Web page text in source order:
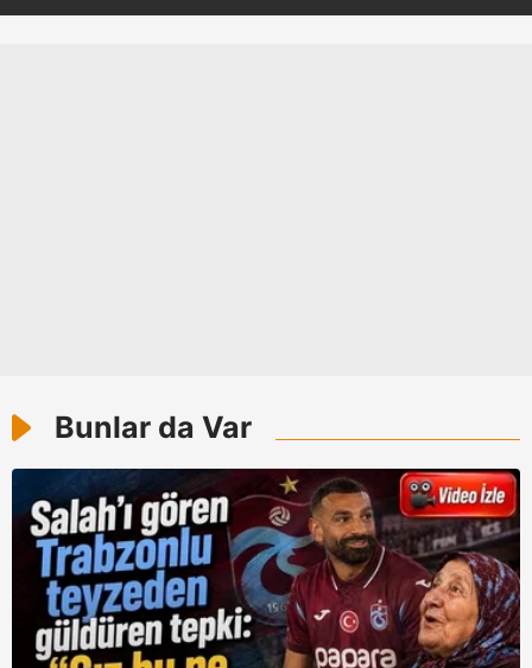
ücret...
Bunlar da Var